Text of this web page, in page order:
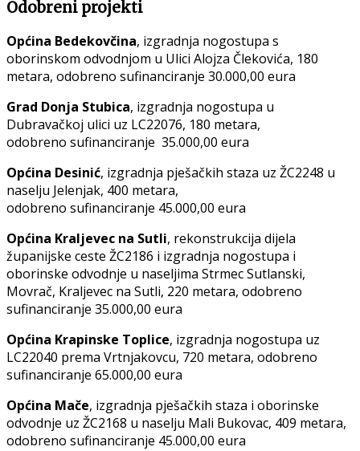
Odobreni projekti
Općina Bedekovčina, izgradnja nogostupa s
oborinskom odvodnjom u Ulici Alojza Člekovića, 180
metara, odobreno sufinanciranje 30.000,00 eura
Grad Donja Stubica, izgradnja nogostupa u
Dubravačkoj ulici uz LC22076, 180 metara,
odobreno sufinanciranje 35.000,00 eura
Općina Desinić, izgradnja pješačkih staza uz ŽC2248 u
naselju Jelenjak, 400 metara,
odobreno sufinanciranje 45.000,00 eura
Općina Kraljevec na Sutli, rekonstrukcija dijela
županijske ceste ŽC2186 i izgradnja nogostupa i
oborinske odvodnje u naseljima Strmec Sutlanski,
Movrač, Kraljevec na Sutli, 220 metara, odobreno
sufinanciranje 35.000,00 eura
Općina Krapinske Toplice, izgradnja nogostupa uz
LC22040 prema Vrtnjakovcu, 720 metara, odobreno
sufinanciranje 65.000,00 eura
Općina Mače, izgradnja pješačkih staza i oborinske
odvodnje uz ŽC2168 u naselju Mali Bukovac, 409 metara,
odobreno sufinanciranje 45.000,00 eura